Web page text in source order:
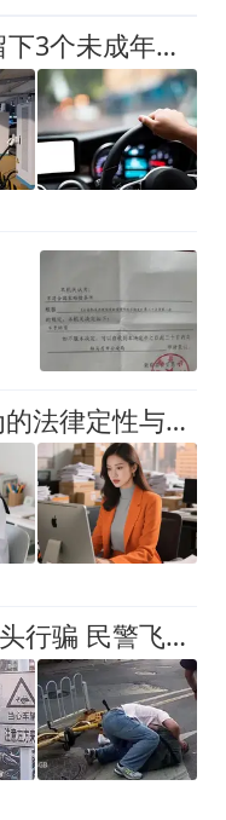
44岁网约车司机猝死，留下3个未成年子女！保险公司拒赔？法院判了
以案说法：直播打赏行为的法律定性与赃款追缴路径
路人全是托！假“大师”街头行骗 民警飞身一扑端掉团伙